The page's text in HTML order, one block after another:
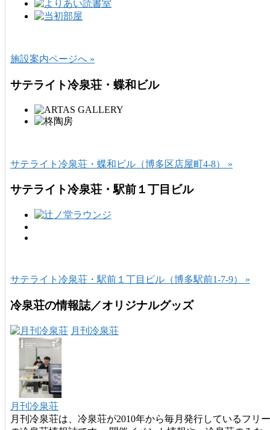
施設案内ページへ »
サテライト冷泉荘・蝶和ビル
サテライト冷泉荘・蝶和ビル（博多区店屋町4-8） »
サテライト冷泉荘・駅前１丁目ビル
サテライト冷泉荘・駅前１丁目ビル（博多駅前1-7-9） »
冷泉荘の情報誌／オリジナルグッズ
月刊冷泉荘
月刊冷泉荘
月刊冷泉荘は、冷泉荘が2010年から毎月発行しているフリー